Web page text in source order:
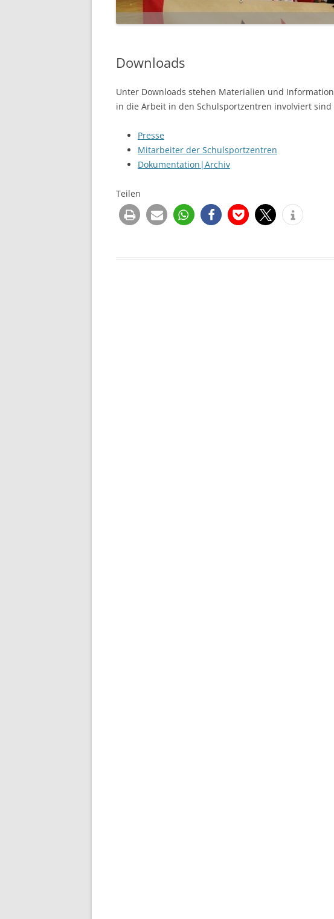
Downloads
Unter Downloads stehen Materialien und
in die Arbeit in den Schulsportzentren involviert
Presse
Mitarbeiter der Schulsportzentren
Dokumentation|Archiv
Teilen